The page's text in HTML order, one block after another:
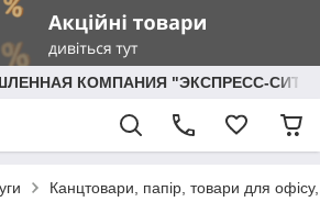
КОМПАНИЯ "ЭКСПРЕСС-СИТИ"
Канцтовари, папір, товари для